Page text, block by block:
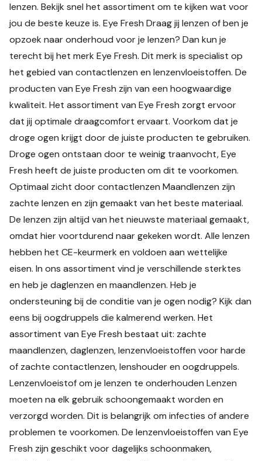
lenzen. Bekijk snel het assortiment om te kijken wat voor
jou de beste keuze is. Eye Fresh Draag jij lenzen of ben je
opzoek naar onderhoud voor je lenzen? Dan kun je
terecht bij het merk Eye Fresh. Dit merk is specialist op
het gebied van contactlenzen en lenzenvloeistoffen. De
producten van Eye Fresh zijn van een hoogwaardige
kwaliteit. Het assortiment van Eye Fresh zorgt ervoor
dat jij optimale draagcomfort ervaart. Voorkom dat je
droge ogen krijgt door de juiste producten te gebruiken.
Droge ogen ontstaan door te weinig traanvocht, Eye
Fresh heeft de juiste producten om dit te voorkomen.
Optimaal zicht door contactlenzen Maandlenzen zijn
zachte lenzen en zijn gemaakt van het beste materiaal.
De lenzen zijn altijd van het nieuwste materiaal gemaakt,
omdat hier voortdurend naar gekeken wordt. Alle lenzen
hebben het CE-keurmerk en voldoen aan wettelijke
eisen. In ons assortiment vind je verschillende sterktes
en heb je daglenzen en maandlenzen. Heb je
ondersteuning bij de conditie van je ogen nodig? Kijk dan
eens bij oogdruppels die kalmerend werken. Het
assortiment van Eye Fresh bestaat uit: zachte
maandlenzen, daglenzen, lenzenvloeistoffen voor harde
of zachte contactlenzen, lenshouder en oogdruppels.
Lenzenvloeistof om je lenzen te onderhouden Lenzen
moeten na elk gebruik schoongemaakt worden en
verzorgd worden. Dit is belangrijk om infecties of andere
problemen te voorkomen. De lenzenvloeistoffen van Eye
Fresh zijn geschikt voor dagelijks schoonmaken,